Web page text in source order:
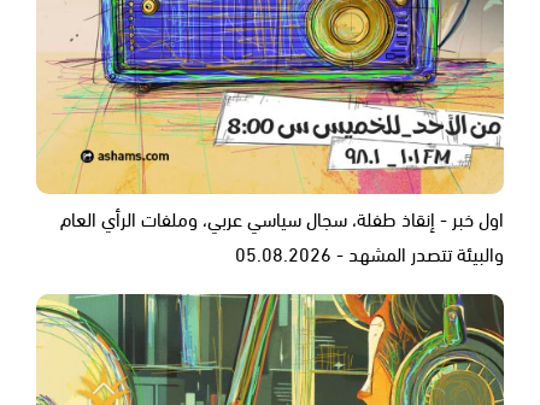
اول خبر - إنقاذ طفلة، سجال سياسي عربي، وملفات الرأي العام
والبيئة تتصدر المشهد - 05.08.2026